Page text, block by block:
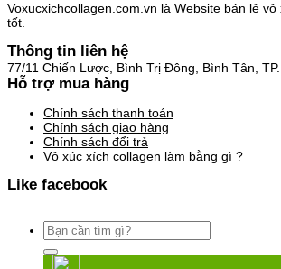
Voxucxichcollagen.com.vn là Website bán lẻ
tốt.
Thông tin liên hệ
77/11 Chiến Lược, Bình Trị Đông, Bình Tân,
Hỗ trợ mua hàng
Chính sách thanh toán
Chính sách giao hàng
Chính sách đổi trả
Vỏ xúc xích collagen làm bằng gì ?
Like facebook
Tìm
kiếm: